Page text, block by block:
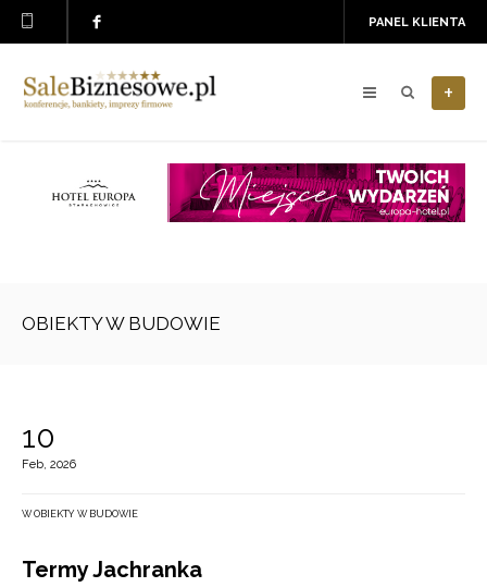
PANEL KLIENTA
+
OBIEKTY W BUDOWIE
10
Feb, 2026
W OBIEKTY W BUDOWIE
Termy Jachranka